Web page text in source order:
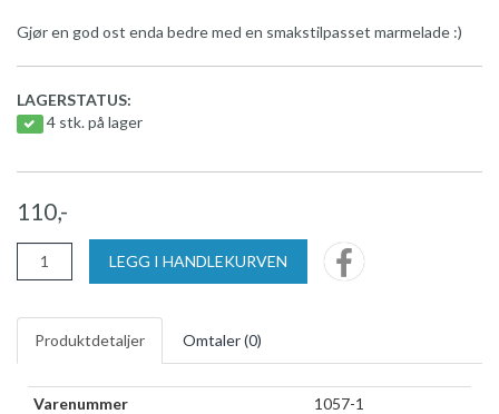
Gjør en god ost enda bedre med en smakstilpasset marmelade :)
LAGERSTATUS:
4 stk. på lager
110,-
LEGG I HANDLEKURVEN
Produktdetaljer Omtaler (0)
Varenummer 1057-1